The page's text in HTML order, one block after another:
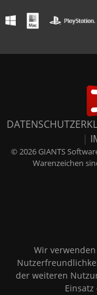
|
© 2026 GIANTS
Warenzeichen
Wir
der weiteren